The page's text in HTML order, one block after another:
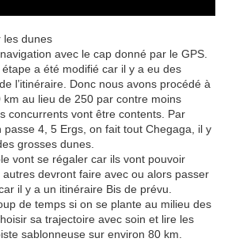
les dunes
avec le cap donné par le GPS.
a été modifié car il y a eu des
l’itinéraire. Donc nous avons procédé à
au lieu de 250 par contre moins
concurrents vont être contents. Par
4, 5 Ergs, on fait tout Chegaga, il y
grosses dunes.
vont se régaler car ils vont pouvoir
devront faire avec ou alors passer
il y a un itinéraire Bis de prévu.
de temps si on se plante au milieu des
sa trajectoire avec soin et lire les
sablonneuse sur environ 80 km.